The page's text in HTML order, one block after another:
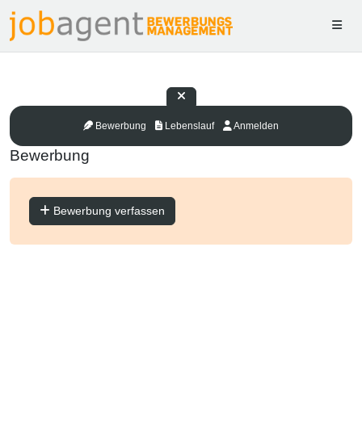
Bewerbung Lebenslauf Anmelden
Bewerbung
Bewerbung verfassen